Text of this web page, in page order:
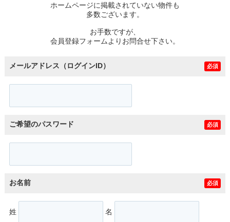
ホームページに掲載されていない物件も
多数ございます。
お手数ですが、
会員登録フォームよりお問合せ下さい。
メールアドレス（ログインID） 必須
ご希望のパスワード 必須
お名前 必須
姓 名